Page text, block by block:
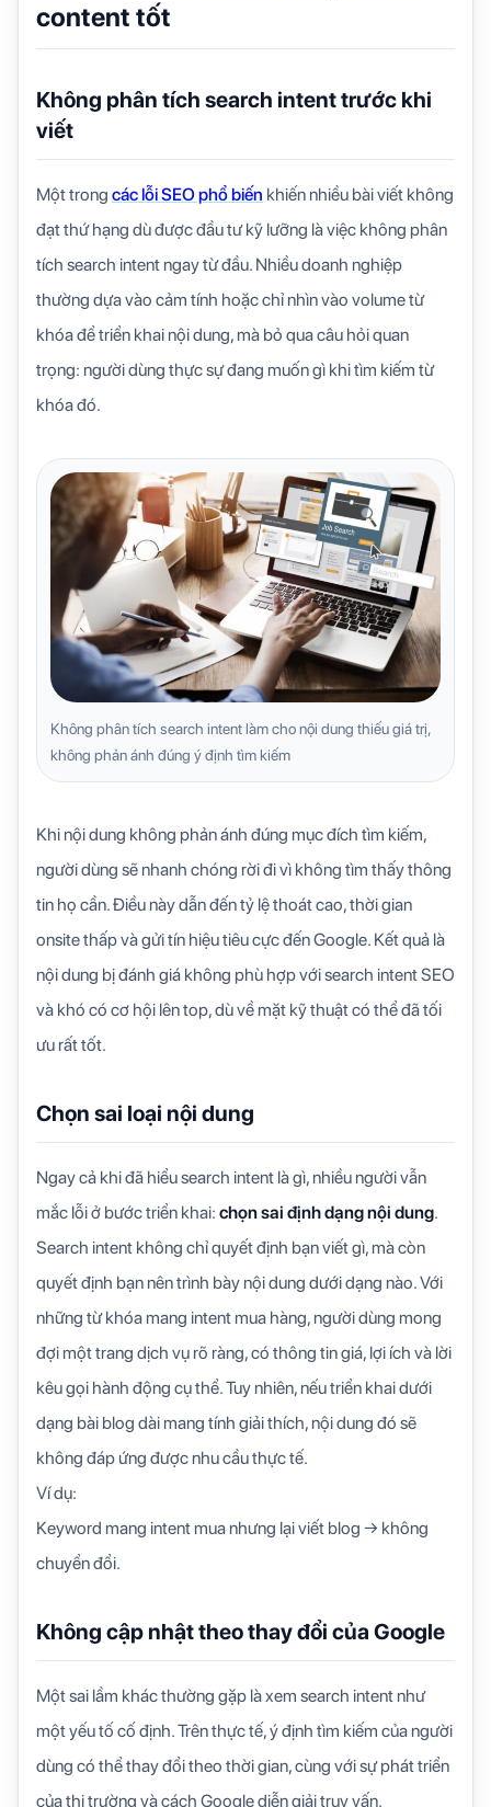
content tốt
Không phân tích search intent trước khi
viết
Một trong các lỗi SEO phổ biến khiến nhiều bài viết không
đạt thứ hạng dù được đầu tư kỹ lưỡng là việc không phân
tích search intent ngay từ đầu. Nhiều doanh nghiệp
thường dựa vào cảm tính hoặc chỉ nhìn vào volume từ
khóa để triển khai nội dung, mà bỏ qua câu hỏi quan
trọng: người dùng thực sự đang muốn gì khi tìm kiếm từ
khóa đó.
Không phân tích search intent làm cho nội dung thiếu giá trị,
không phản ánh đúng ý định tìm kiếm
Khi nội dung không phản ánh đúng mục đích tìm kiếm,
người dùng sẽ nhanh chóng rời đi vì không tìm thấy thông
tin họ cần. Điều này dẫn đến tỷ lệ thoát cao, thời gian
onsite thấp và gửi tín hiệu tiêu cực đến Google. Kết quả là
nội dung bị đánh giá không phù hợp với search intent SEO
và khó có cơ hội lên top, dù về mặt kỹ thuật có thể đã tối
ưu rất tốt.
Chọn sai loại nội dung
Ngay cả khi đã hiểu search intent là gì, nhiều người vẫn
mắc lỗi ở bước triển khai: chọn sai định dạng nội dung.
Search intent không chỉ quyết định bạn viết gì, mà còn
quyết định bạn nên trình bày nội dung dưới dạng nào. Với
những từ khóa mang intent mua hàng, người dùng mong
đợi một trang dịch vụ rõ ràng, có thông tin giá, lợi ích và lời
kêu gọi hành động cụ thể. Tuy nhiên, nếu triển khai dưới
dạng bài blog dài mang tính giải thích, nội dung đó sẽ
không đáp ứng được nhu cầu thực tế.
Ví dụ:
Keyword mang intent mua nhưng lại viết blog → không
chuyển đổi.
Không cập nhật theo thay đổi của Google
Một sai lầm khác thường gặp là xem search intent như
một yếu tố cố định. Trên thực tế, ý định tìm kiếm của người
dùng có thể thay đổi theo thời gian, cùng với sự phát triển
của thị trường và cách Google diễn giải truy vấn.